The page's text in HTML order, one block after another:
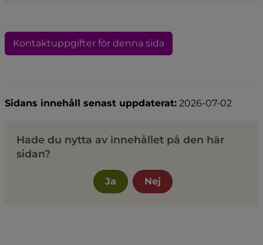
Kontaktuppgifter för denna sida
Sidans innehåll senast uppdaterat: 2026-07-02
Hade du nytta av innehållet på den här
sidan?
Ja Nej